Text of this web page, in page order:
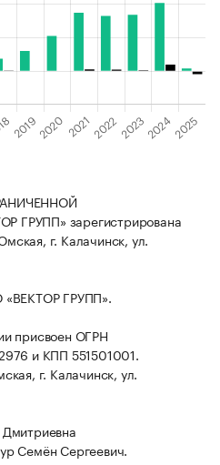
ГРУПП» зарегистрирована
г. Калачинск, ул.
«ВЕКТОР ГРУПП».
присвоен ОГРН
и КПП 551501001.
г. Калачинск, ул.
Семён Сергеевич.